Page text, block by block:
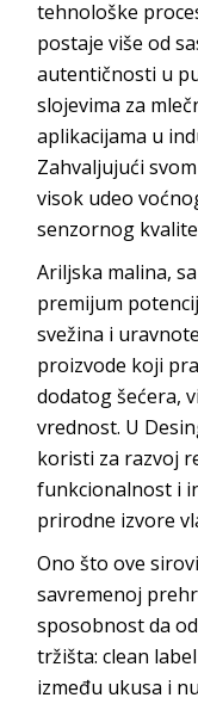
tehnološke
postaje više od
autentičnosti u
slojevima za
aplikacijama u
Zahvaljujući
visok udeo
senzornog
Ariljska malina,
premijum
svežina i
proizvode koji
dodatog šećera,
vrednost. U
koristi za razvoj
funkcionalnost i
prirodne izvore
Ono što ove
savremenoj
sposobnost da
tržišta:clean label
između ukusa i